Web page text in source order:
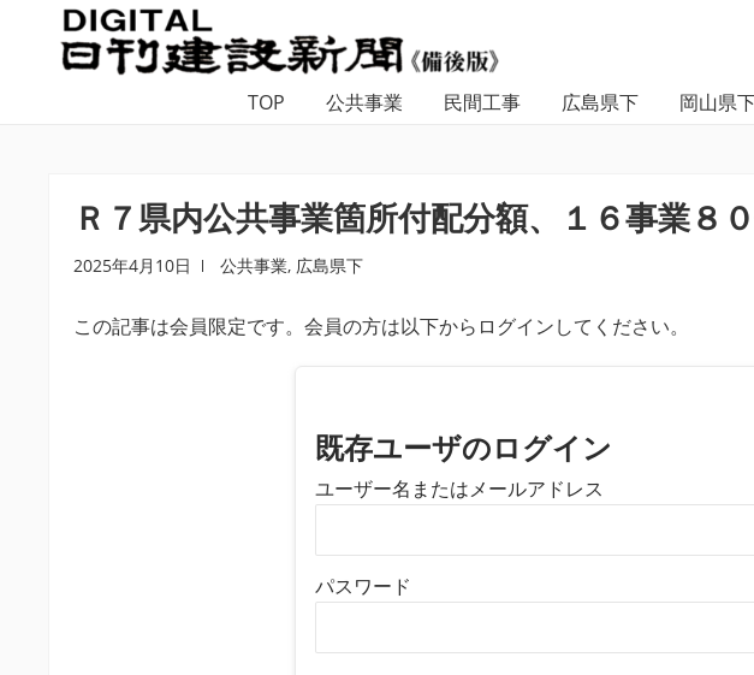
ナ
ビ
ゲ
コ
ン
テ
TOP 公共事業 民間工事 広島県下 岡山県
Ｒ７県内公共事業箇所付配分額、１６事業８
2025年4月10日 公共事業, 広島県下
この記事は会員限定です。会員の方は以下からログインしてください。
既存ユーザのログイン
ユーザー名またはメールアドレス
パスワード